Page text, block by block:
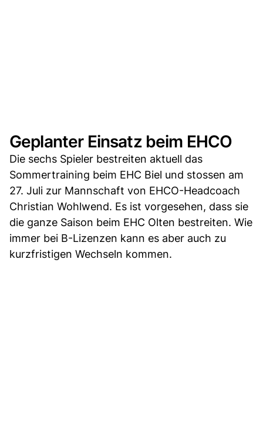
Geplanter Einsatz beim EHCO
Die sechs Spieler bestreiten aktuell das
Sommertraining beim EHC Biel und stossen am
27. Juli zur Mannschaft von EHCO-Headcoach
Christian Wohlwend. Es ist vorgesehen, dass sie
die ganze Saison beim EHC Olten bestreiten. Wie
immer bei B-Lizenzen kann es aber auch zu
kurzfristigen Wechseln kommen.